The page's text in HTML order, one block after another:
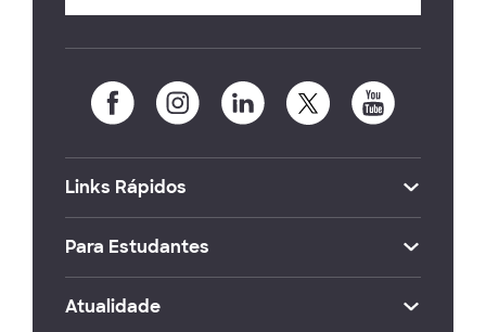
Links Rápidos
Para Estudantes
Atualidade